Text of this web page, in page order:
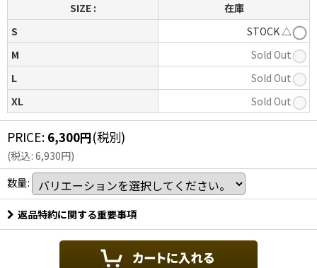
SIZE :
在庫
S
STOCK △
M
Sold Out
L
Sold Out
XL
Sold Out
PRICE: 6,300円(税別)
(税込: 6,930円)
数量:
返品特約に関する重要事項